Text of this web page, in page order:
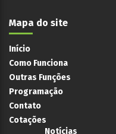
Mapa do site
Início
Como Funciona
Outras Funções
Programação
Contato
Cotações
Notícias